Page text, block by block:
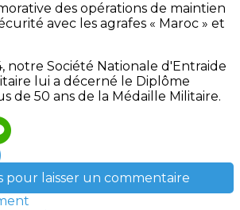
des opérations de maintien
avec les agrafes « Maroc » et
notre Société Nationale d'Entraide
lui a décerné le Diplôme
de 50 ans de la Médaille Militaire.
pour laisser un commentaire